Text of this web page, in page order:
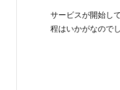
サービスが開始し
程はいかがなので